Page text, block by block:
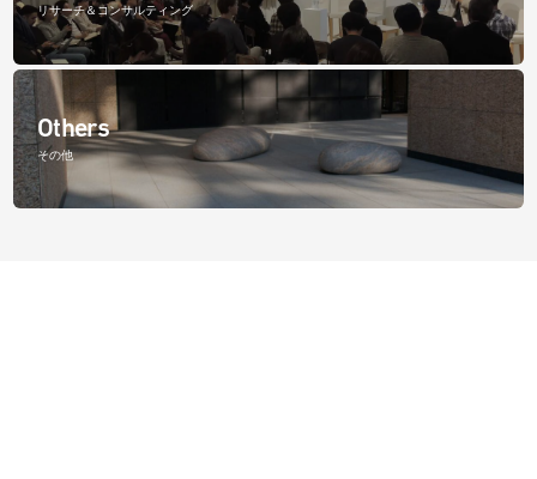
リサーチ＆コンサルティング
Others
その他